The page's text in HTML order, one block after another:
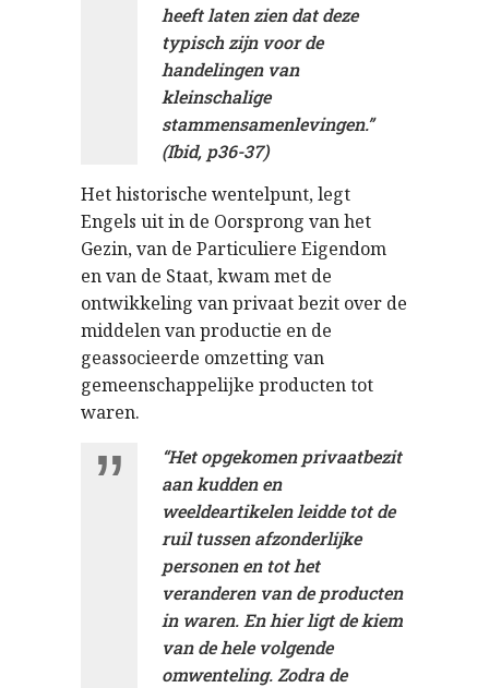
heeft laten zien dat deze
typisch zijn voor de
handelingen van
kleinschalige
stammensamenlevingen.”
(Ibid, p36-37)
Het historische wentelpunt, legt
Engels uit in de Oorsprong van het
Gezin, van de Particuliere Eigendom
en van de Staat, kwam met de
ontwikkeling van privaat bezit over de
middelen van productie en de
geassocieerde omzetting van
gemeenschappelijke producten tot
waren.
“Het opgekomen privaatbezit
aan kudden en
weeldeartikelen leidde tot de
ruil tussen afzonderlijke
personen en tot het
veranderen van de producten
in waren. En hier ligt de kiem
van de hele volgende
omwenteling. Zodra de